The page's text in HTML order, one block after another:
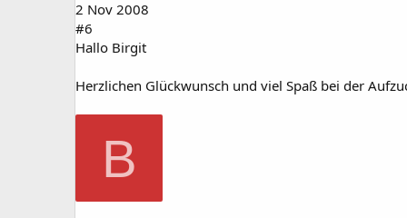
2 Nov 2008
#6
Hallo Birgit
Herzlichen Glückwunsch und viel Spaß bei der
B